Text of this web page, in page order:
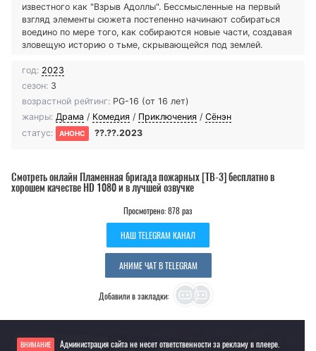
известного как "Взрыв Адоллы". Бессмысленные на первый
взгляд элементы сюжета постепенно начинают собираться
воедино по мере того, как собираются новые части, создавая
зловещую историю о тьме, скрывающейся под землей.
год: 2023
сезон: 3
возрастной рейтинг: PG-16 (от 16 лет)
жанры: Драма / Комедия / Приключения / Сёнэн
статус:
АНОНС ??.??.2023
Смотреть онлайн Пламенная бригада пожарных [ТВ-3] бесплатно в
хорошем качестве HD 1080 и в лучшей озвучке
Просмотрено: 878 раз
НАШ TELEGRAM КАНАЛ
АНИМЕ ЧАТ В TELEGRAM
Добавили в закладки:
ВНИМАНИЕ Администрация сайта не несет ответственности за рекламу в плеере.